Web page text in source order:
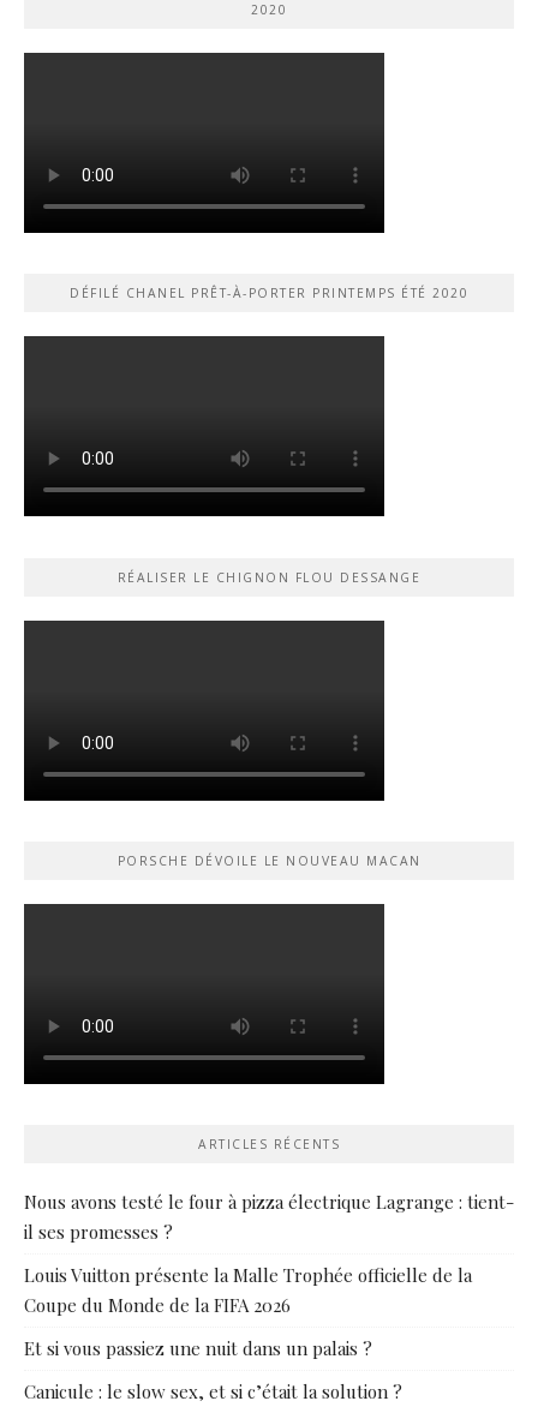
2020
DÉFILÉ CHANEL PRÊT-À-PORTER PRINTEMPS ÉTÉ 2020
RÉALISER LE CHIGNON FLOU DESSANGE
PORSCHE DÉVOILE LE NOUVEAU MACAN
ARTICLES RÉCENTS
Nous avons testé le four à pizza électrique Lagrange : tient-
il ses promesses ?
Louis Vuitton présente la Malle Trophée officielle de la
Coupe du Monde de la FIFA 2026
Et si vous passiez une nuit dans un palais ?
Canicule : le slow sex, et si c’était la solution ?